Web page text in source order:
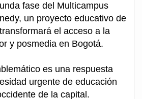
fase del Multicampus
un proyecto educativo de
el acceso a la
y posmedia en Bogotá.
es una respuesta
urgente de educación
de la capital.